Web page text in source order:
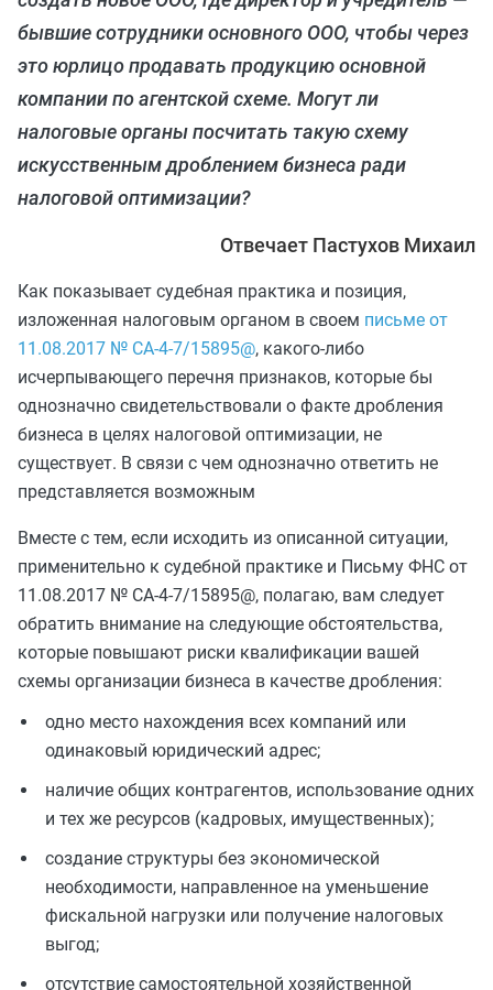
бывшие сотрудники основного ООО, чтобы через
это юрлицо продавать продукцию основной
компании по агентской схеме. Могут ли
налоговые органы посчитать такую схему
искусственным дроблением бизнеса ради
налоговой оптимизации?
Отвечает Пастухов Михаил
Как показывает судебная практика и позиция,
изложенная налоговым органом в своем письме от
11.08.2017 № СА-4-7/15895@, какого-либо
исчерпывающего перечня признаков, которые бы
однозначно свидетельствовали о факте дробления
бизнеса в целях налоговой оптимизации, не
существует. В связи с чем однозначно ответить не
представляется возможным
Вместе с тем, если исходить из описанной ситуации,
применительно к судебной практике и Письму ФНС от
11.08.2017 № СА-4-7/15895@, полагаю, вам следует
обратить внимание на следующие обстоятельства,
которые повышают риски квалификации вашей
схемы организации бизнеса в качестве дробления:
одно место нахождения всех компаний или
одинаковый юридический адрес;
наличие общих контрагентов, использование одних
и тех же ресурсов (кадровых, имущественных);
создание структуры без экономической
необходимости, направленное на уменьшение
фискальной нагрузки или получение налоговых
выгод;
отсутствие самостоятельной хозяйственной